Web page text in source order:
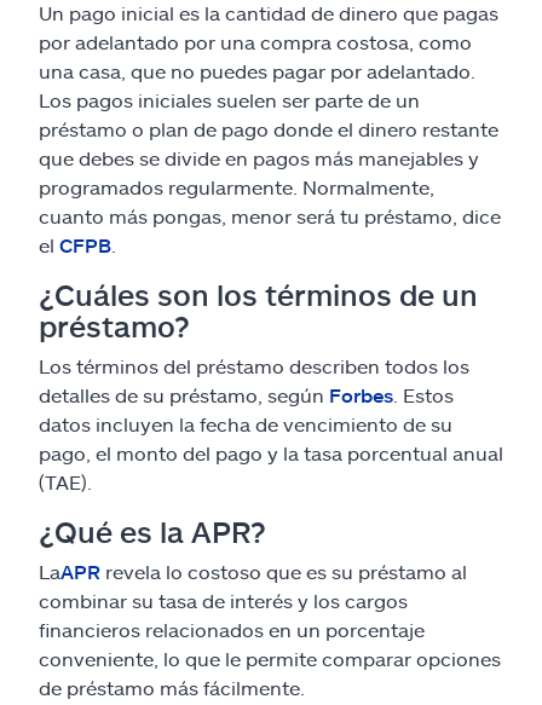
Un pago inicial es la cantidad de dinero que pagas
por adelantado por una compra costosa, como
una casa, que no puedes pagar por adelantado.
Los pagos iniciales suelen ser parte de un
préstamo o plan de pago donde el dinero restante
que debes se divide en pagos más manejables y
programados regularmente. Normalmente,
cuanto más pongas, menor será tu préstamo, dice
el CFPB
¿Cuáles son los términos de un
préstamo?
Los términos del préstamo describen todos los
detalles de su préstamo, según Forbes . Estos
datos incluyen la fecha de vencimiento de su
pago, el monto del pago y la tasa porcentual anual
(TAE).
¿Qué es la APR?
LaAPR revela lo costoso que es su préstamo al
combinar su tasa de interés y los cargos
financieros relacionados en un porcentaje
conveniente, lo que le permite comparar opciones
de préstamo más fácilmente.